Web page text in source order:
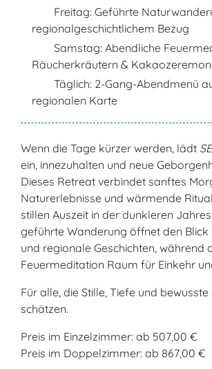
Freitag: Geführte
regionalgeschichtlichem Bezug
Samstag: Abendliche
Räucherkräutern &
Täglich: 2-Gang-Abendmenü
regionalen Karte
Wenn die Tage kürzer werden, lädt
ein, innezuhalten und neue
Dieses Retreat verbindet sanftes
Naturerlebnisse und wärmende
stillen Auszeit in der dunkleren
geführte Wanderung öffnet den
und regionale Geschichten, während
Feuermeditation Raum für Einkehr
Für alle, die Stille, Tiefe und bewusste
schätzen.
Preis im Einzelzimmer: ab 507,00 €
Preis im Doppelzimmer: ab 867,00 €